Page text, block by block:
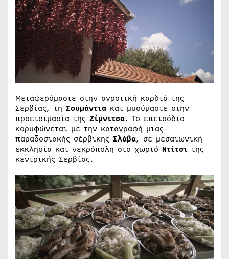
Μεταφερόμαστε στην αγροτική καρδιά της
Σερβίας, τη Σουμάντια και μυούμαστε στην
προετοιμασία της Ζίμνιτσα. Το επεισόδιο
κορυφώνεται με την καταγραφή μιας
παραδοσιακής σέρβικης Σλάβα, σε μεσαιωνική
εκκλησία και νεκρόπολη στο χωριό Ντίτσι της
κεντρικής Σερβίας.